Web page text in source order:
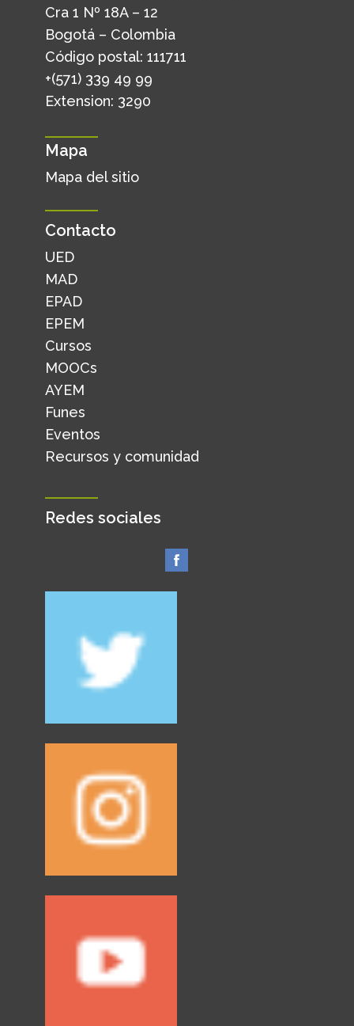
Cra 1 Nº 18A – 12
Bogotá – Colombia
Código postal: 111711
+(571) 339 49 99
Extension: 3290
Mapa
Mapa del sitio
Contacto
UED
MAD
EPAD
EPEM
Cursos
MOOCs
AYEM
Funes
Eventos
Recursos y comunidad
Redes sociales